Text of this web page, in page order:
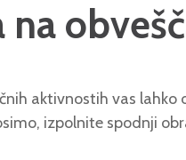
na
aktivnostih vas lahko
izpolnite spodnji